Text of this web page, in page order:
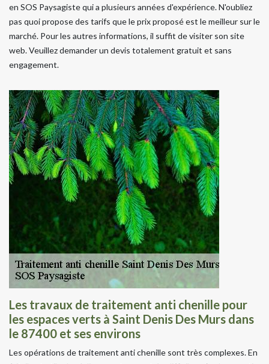
en SOS Paysagiste qui a plusieurs années d'expérience. N'oubliez
pas quoi propose des tarifs que le prix proposé est le meilleur sur le
marché. Pour les autres informations, il suffit de visiter son site
web. Veuillez demander un devis totalement gratuit et sans
engagement.
Les travaux de traitement anti chenille pour
les espaces verts à Saint Denis Des Murs dans
le 87400 et ses environs
Les opérations de traitement anti chenille sont très complexes. En